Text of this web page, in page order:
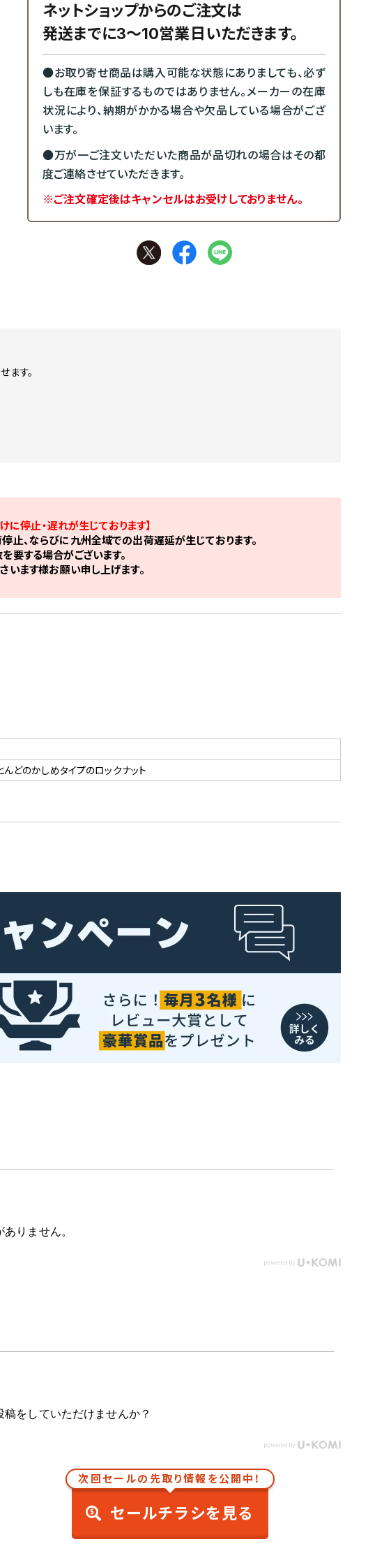
ネットショップからのご注文は
発送までに3～10営業日いただきます。
●お取り寄せ商品は購入可能な状態にありましても、必ず
しも在庫を保証するものではありません。メーカーの在庫
状況により、納期がかかる場合や欠品している場合がござ
います。
●万が一ご注文いただいた商品が品切れの場合はその都
度ご連絡させていただきます。
※ご注文確定後はキャンセルはお受けしておりません。
ます。
停止・遅れが生じております】
、ならびに九州全域での出荷遅延が生じております。
要する場合がございます。
います様お願い申し上げます。
んどのかしめタイプのロックナット
りません。
をしていただけませんか？
次回セールの先取り情報を公開中！
セールチラシを見る